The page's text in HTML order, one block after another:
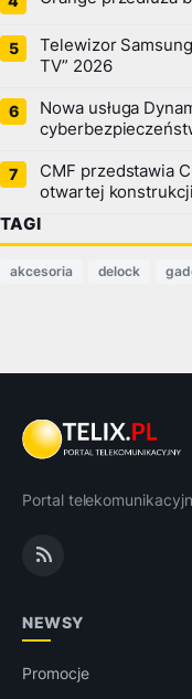
Telewizor
TV” 2026
Nowa usługa
CMF przedstawia
otwartej konstrukcji
TAGI
akcesoria delock
Portal
NEWSY
Promocje